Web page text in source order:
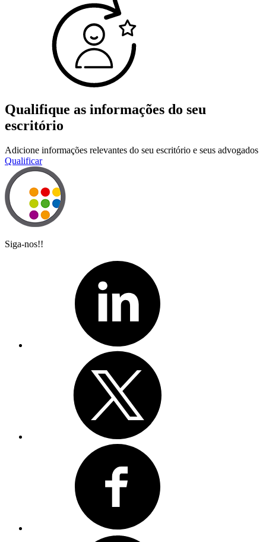
Qualifique as informações do seu
escritório
Adicione informações relevantes do seu escritório e seus advogados
Qualificar
Siga-nos!!